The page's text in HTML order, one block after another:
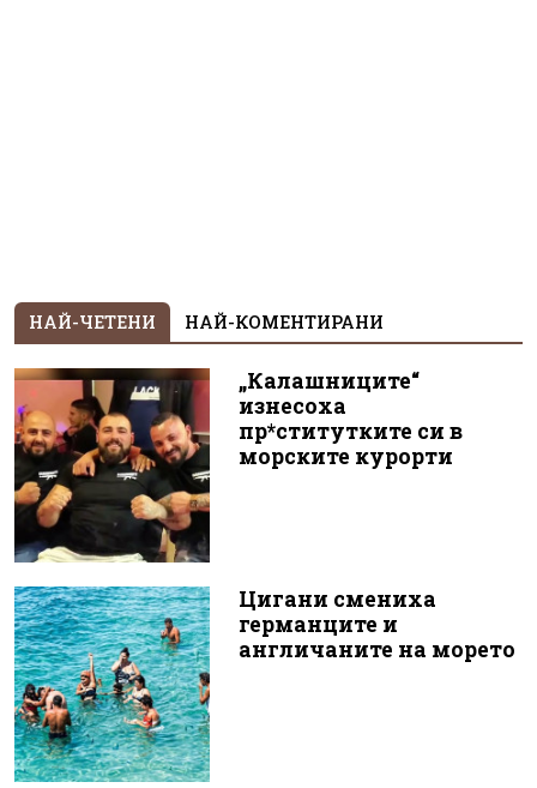
НАЙ-ЧЕТЕНИ НАЙ-КОМЕНТИРАНИ
„Калашниците“
изнесоха
пр*ститутките си в
морските курорти
Цигани смениха
германците и
англичаните на морето